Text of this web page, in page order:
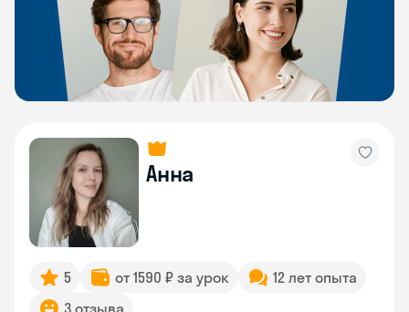
Анна
5 от 1590 ₽ за урок
12 лет опыта
3 отзыва